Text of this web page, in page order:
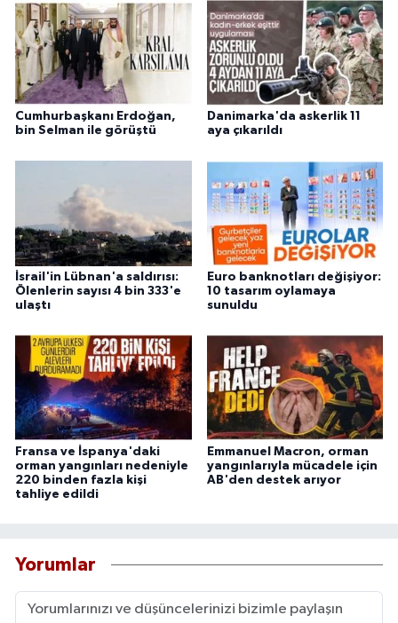
Cumhurbaşkanı Erdoğan,
bin Selman ile görüştü
Danimarka'da askerlik 11
aya çıkarıldı
İsrail'in Lübnan'a saldırısı:
Ölenlerin sayısı 4 bin 333'e
ulaştı
Euro banknotları değişiyor:
10 tasarım oylamaya
sunuldu
Fransa ve İspanya'daki
orman yangınları nedeniyle
220 binden fazla kişi
tahliye edildi
Emmanuel Macron, orman
yangınlarıyla mücadele için
AB'den destek arıyor
Yorumlar